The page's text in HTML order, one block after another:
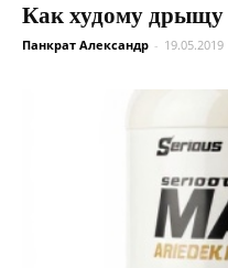
Как худому дрыщу
Панкрат Александр - 19.05.2019